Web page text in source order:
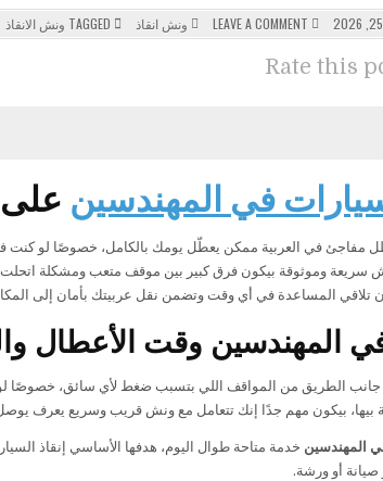
LEAVE A COMMENT
ON
ونش
POSTED
IN
ونش انقاذ ونش الانقاذ
Rate this
في المهندسين على
مفاجئ في العربية ممكن يعطّل يومك بالكامل، خصوصًا لو
سريعة وموثوقة بيكون فرق كبير بين موقف متعب ومشكلة
المهندسين وقت الأعطال
الطريق من المواقف اللي بتسبب ضغط لأي سائق، خصوصًا لو
بيها، بيكون مهم جدًا إنك تتعامل مع ونش قريب وسريع يعرف
المهندسين خدمة متاحة طوال اليوم، هدفها الأساسي إنقاذ
أو ورشة.